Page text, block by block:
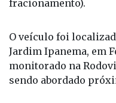
fracionamento).
O veículo foi
Jardim Ipanema, em
monitorado na
sendo abordado